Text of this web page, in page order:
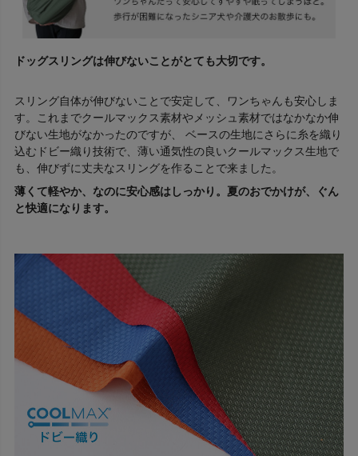
ドッグスリングは伸びないことがとても大切です。
スリング自体が伸びないことで安定して、ワンちゃんも安心しま
す。これまでクールマックス素材やメッシュ素材ではなかなか伸
びない生地がなかったのですが、 ベースの生地にさらに糸を織り
込むドビー織り技術で、薄い通気性の良いクールマックス生地で
も、伸びずに丈夫なスリングを作ることで来ました。
薄くて軽やか、なのに安心感はしっかり。夏のおでかけが、ぐん
と快適になります。